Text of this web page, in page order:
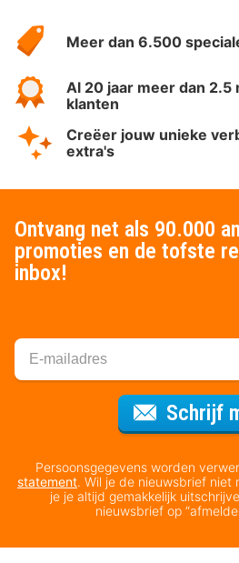
HotelSpecials
Meer dan 6.500
Al 20 jaar meer dan 2.5
klanten
Creëer jouw unieke
extra's
Ontvang net als 90.000
promoties en de tofste
inbox!
Schrijf
Persoonsgegevens worden
statement. Wil je de nieuwsbrief niet
je je altijd gemakkelijk
nieuwsbrief op